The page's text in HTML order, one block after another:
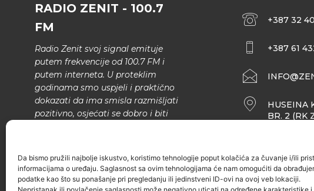
Da bismo pružili najbolje iskustvo, koristimo tehnologije poput kolačića za čuvanje i/ili
informacijama o uređaju. Saglasnost sa ovim tehnologijama će nam omogućiti da
podatke kao što su ponašanje pri pregledanju ili jedinstveni ID-ovi na ovoj veb lokaciji.
RADIO ZENIT - 100.7
FM
Radio Zenit svoj signal emituje
putem frekvencije od 100.7 FM i
putem interneta. U proteklim
godinama smo uspjeli i praktično
dokazati da ima smisla razmišljati
pozitivno, osjećati se dobro i biti
narodne muzike..
+387 32
+387 61
HUSEINA
BR. 2 (RK